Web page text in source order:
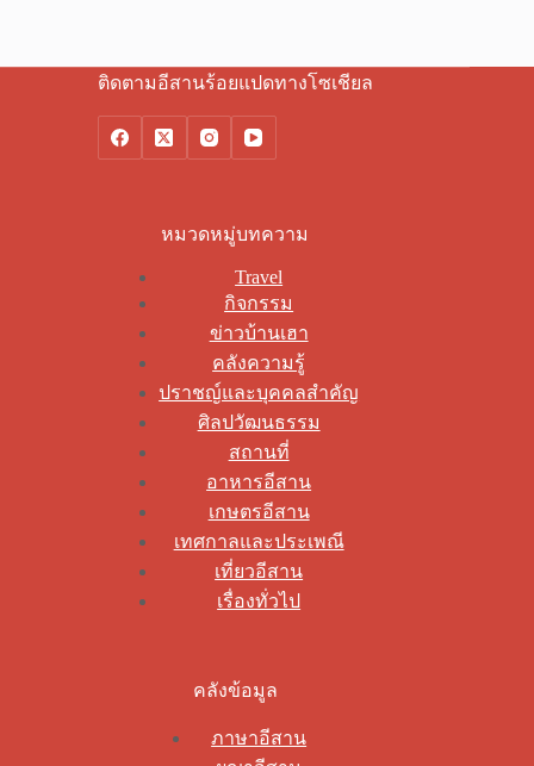
ติดตามอีสานร้อยแปดทางโซเชียล
หมวดหมู่บทความ
Travel
กิจกรรม
ข่าวบ้านเฮา
คลังความรู้
ปราชญ์และบุคคลสำคัญ
ศิลปวัฒนธรรม
สถานที่
อาหารอีสาน
เกษตรอีสาน
เทศกาลและประเพณี
เที่ยวอีสาน
เรื่องทั่วไป
คลังข้อมูล
ภาษาอีสาน